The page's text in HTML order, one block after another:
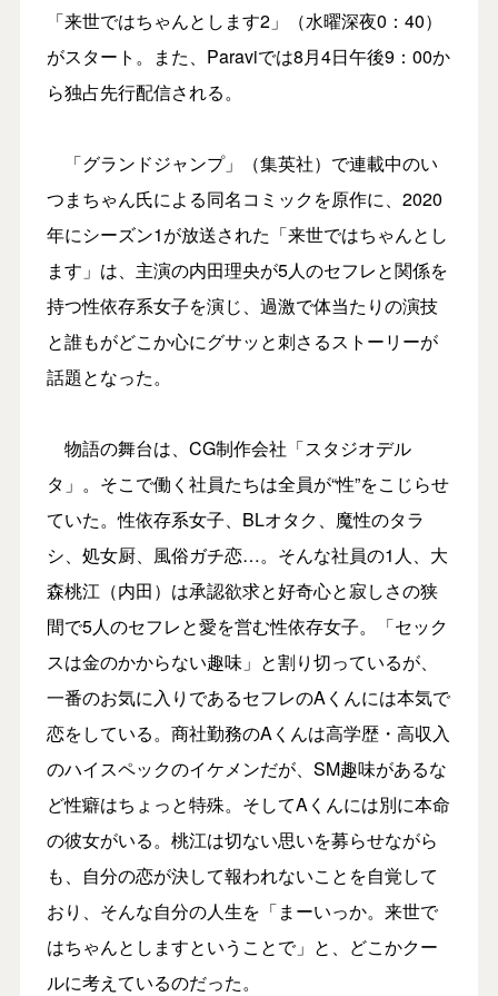
「来世ではちゃんとします2」（水曜深夜0：40）
がスタート。また、Paraviでは8月4日午後9：00か
ら独占先行配信される。
「グランドジャンプ」（集英社）で連載中のい
つまちゃん氏による同名コミックを原作に、2020
年にシーズン1が放送された「来世ではちゃんとし
ます」は、主演の内田理央が5人のセフレと関係を
持つ性依存系女子を演じ、過激で体当たりの演技
と誰もがどこか心にグサッと刺さるストーリーが
話題となった。
物語の舞台は、CG制作会社「スタジオデル
タ」。そこで働く社員たちは全員が“性”をこじらせ
ていた。性依存系女子、BLオタク、魔性のタラ
シ、処女厨、風俗ガチ恋…。そんな社員の1人、大
森桃江（内田）は承認欲求と好奇心と寂しさの狭
間で5人のセフレと愛を営む性依存女子。「セック
スは金のかからない趣味」と割り切っているが、
一番のお気に入りであるセフレのAくんには本気で
恋をしている。商社勤務のAくんは高学歴・高収入
のハイスペックのイケメンだが、SM趣味があるな
ど性癖はちょっと特殊。そしてAくんには別に本命
の彼女がいる。桃江は切ない思いを募らせながら
も、自分の恋が決して報われないことを自覚して
おり、そんな自分の人生を「まーいっか。来世で
はちゃんとしますということで」と、どこかクー
ルに考えているのだった。